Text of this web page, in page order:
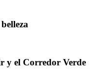
y el Corredor Verde